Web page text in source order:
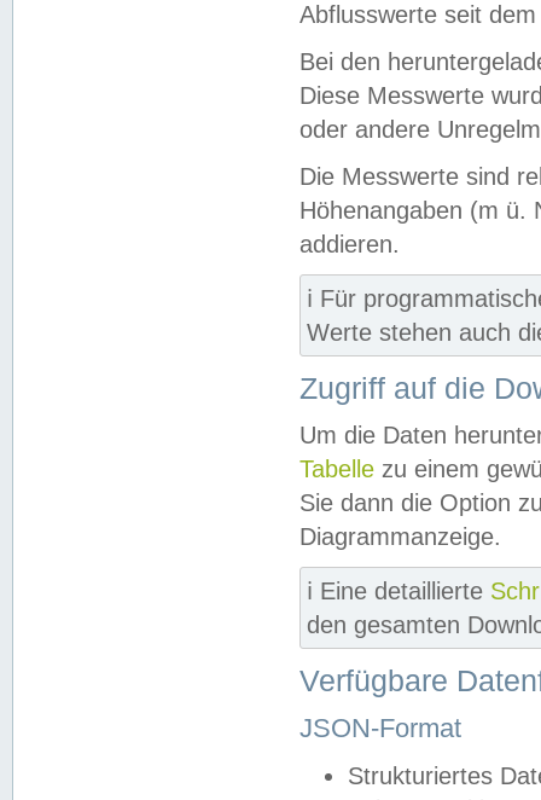
Abflusswerte seit
Bei den
Diese Messwerte
oder andere
Die Messwerte sind
Höhenangaben (m ü.
addieren.
ℹ️ Für
Werte stehen auch
Zugriff auf die
Um die Daten
Tabelle zu einem
Sie dann die Option
Diagrammanzeige.
ℹ️ Eine detaillierte
den gesamten
Verfügbare
JSON-Format
Strukturiertes